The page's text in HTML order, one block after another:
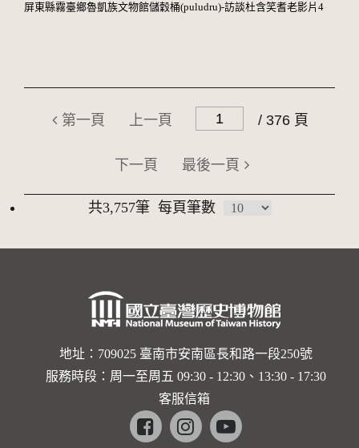
屏東縣霧臺鄉魯凱族文物館儲穀桶(puludru)-訪談杜含笑耆老影片4
第一頁 上一頁 / 376 頁
下一頁 最後一頁
共3,757筆 每頁筆數
地址：709025 臺南市安南區長和路一段250號
服務時段：周一至周五 09:30 - 12:30、13:30 - 17:30
客服信箱
Facebookinstagramyoutube